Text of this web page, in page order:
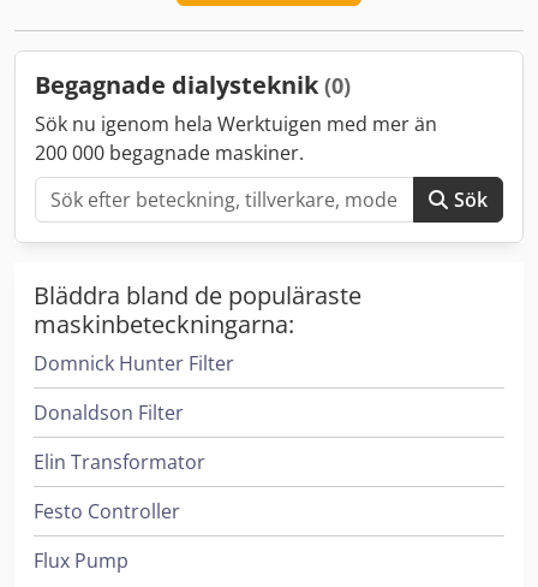
Begagnade dialysteknik (0)
Sök nu igenom hela Werktuigen med mer än
200 000 begagnade maskiner.
Sök
Bläddra bland de populäraste
maskinbeteckningarna:
Domnick Hunter Filter
Donaldson Filter
Elin Transformator
Festo Controller
Flux Pump